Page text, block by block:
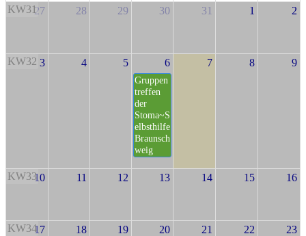
KW3127 28 29 30 31 1 2
KW32 3 4 5 6
Gruppen
treffen
der
Stoma~S
elbsthilfe
Braunsch
weig
7 8 9
KW3310 11 12 13 14 15 16
KW3417 18 19 20 21 22 23